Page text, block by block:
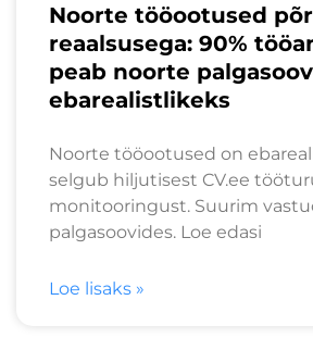
Noorte tööootused
reaalsusega: 90%
peab noorte
ebarealistlikeks
Noorte tööootused on
selgub hiljutisest CV.ee
monitooringust. Suurim
palgasoovides. Loe edasi
Loe lisaks »